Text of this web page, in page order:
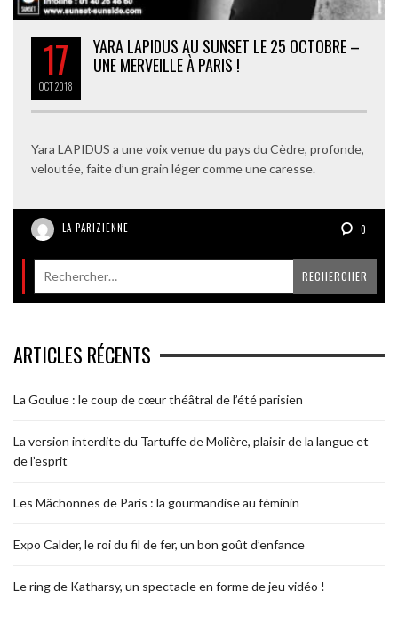
17
OCT2018
YARA LAPIDUS AU SUNSET LE 25 OCTOBRE –
UNE MERVEILLE À PARIS !
Yara LAPIDUS a une voix venue du pays du Cèdre, profonde,
veloutée, faite d’un grain léger comme une caresse.
LA PARIZIENNE 0
ARTICLES RÉCENTS
La Goulue : le coup de cœur théâtral de l’été parisien
La version interdite du Tartuffe de Molière, plaisir de la langue et
de l’esprit
Les Mâchonnes de Paris : la gourmandise au féminin
Expo Calder, le roi du fil de fer, un bon goût d’enfance
Le ring de Katharsy, un spectacle en forme de jeu vidéo !